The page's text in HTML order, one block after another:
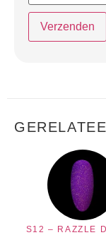
S12 – RAZZLE